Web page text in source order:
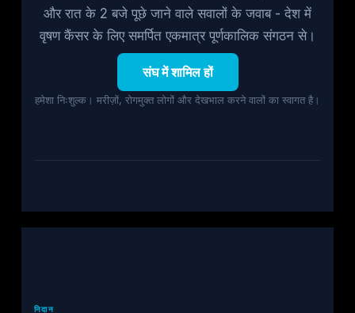
और रात के 2 बजे पूछे जाने वाले सवालों के जवाब - देश में
वृषण कैंसर के लिए समर्पित एकमात्र पूर्णकालिक संगठन से।
संघ में शामिल हों
हमेशा निःशुल्क। मरीज़ों, रोगमुक्त लोगों और देखभाल करने वालों का स्वागत है।
निदान